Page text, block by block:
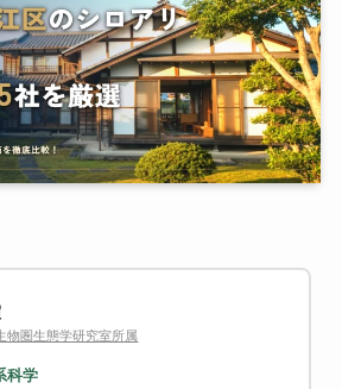
物圏生態学研究室所属
科学